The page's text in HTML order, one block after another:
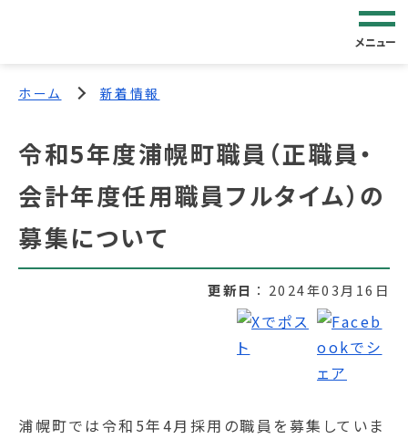
メニュー
ホーム 新着情報
令和5年度浦幌町職員（正職員・
会計年度任用職員フルタイム）の
募集について
更新日 2024年03月16日
浦幌町では令和5年4月採用の職員を募集していま